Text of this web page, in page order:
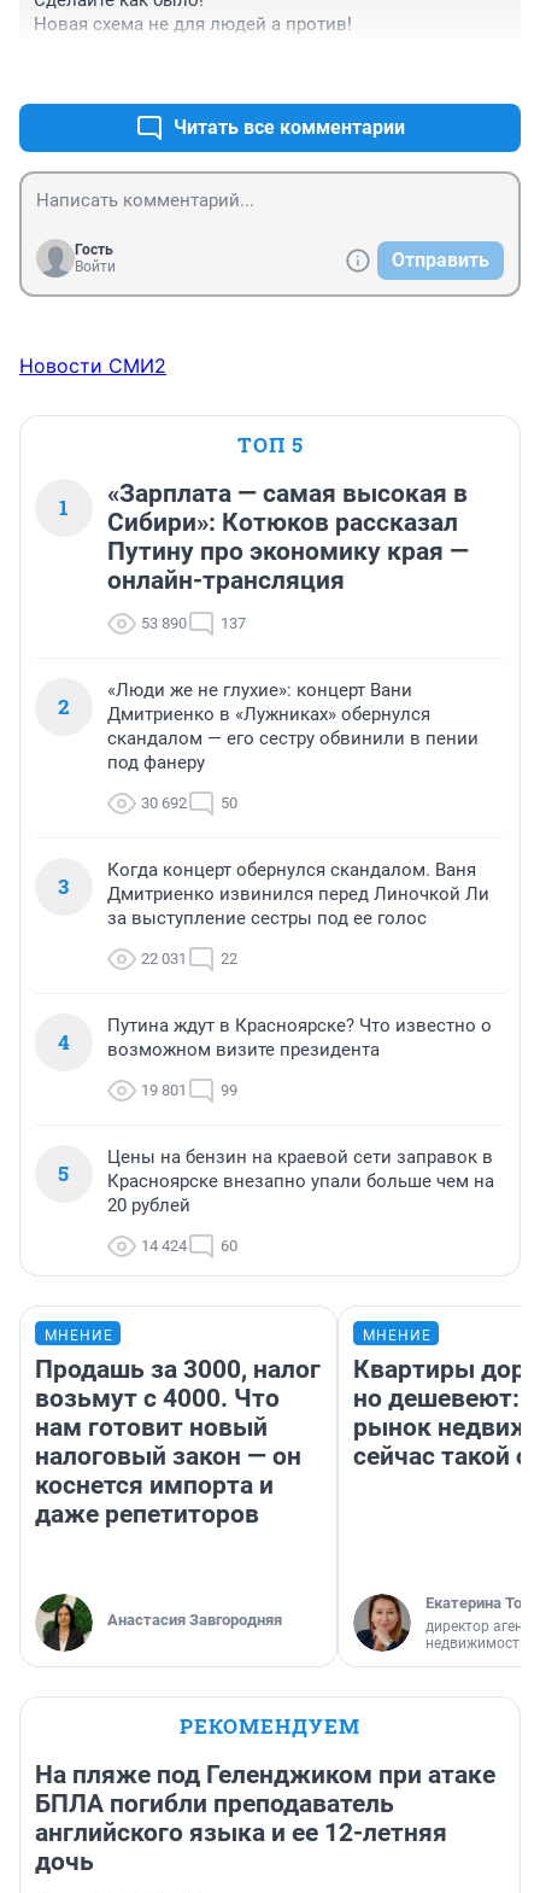
была загруженной и ранее! Причем в данной схеме
заезд и выезд на/с улицы не будет создавать
Новая схема не для людей а против!
Читать все комментарии
Гость
Войти
Отправить
Новости СМИ2
ТОП 5
1
«Зарплата — самая высокая в
Сибири»: Котюков рассказал
Путину про экономику края —
онлайн-трансляция
53 890 137
2
«Люди же не глухие»: концерт Вани
Дмитриенко в «Лужниках» обернулся
скандалом — его сестру обвинили в пении
под фанеру
30 692 50
3
Когда концерт обернулся скандалом. Ваня
Дмитриенко извинился перед Линочкой Ли
за выступление сестры под ее голос
22 031 22
4
Путина ждут в Красноярске? Что известно о
возможном визите президента
19 801 99
5
Цены на бензин на краевой сети заправок в
Красноярске внезапно упали больше чем на
20 рублей
14 424 60
МНЕНИЕ
Продашь за 3000, налог
возьмут с 4000. Что
нам готовит новый
налоговый закон — он
коснется импорта и
даже репетиторов
Анастасия Завгородняя
МНЕНИЕ
Квартиры
но дешевеют:
рынок
сейчас такой
Екатерина
директор
недвижимости
РЕКОМЕНДУЕМ
На пляже под Геленджиком при атаке
БПЛА погибли преподаватель
английского языка и ее 12-летняя
дочь